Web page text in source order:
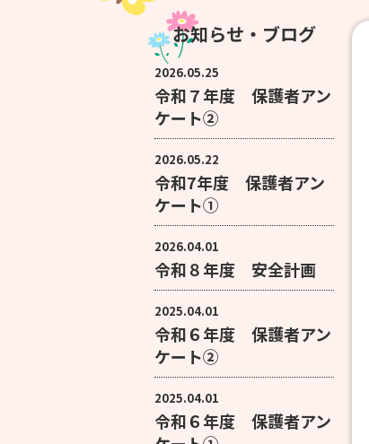
お知らせ・ブログ
2026.05.25
令和７年度 保護者アン
ケート②
2026.05.22
令和7年度 保護者アン
ケート①
2026.04.01
令和８年度 安全計画
2025.04.01
令和６年度 保護者アン
ケート②
2025.04.01
令和６年度 保護者アン